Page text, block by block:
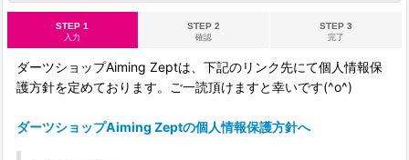
STEP 1
入力
STEP 2
確認
STEP 3
完了
ダーツショップAiming Zeptは、下記のリンク先にて個人情報保
護方針を定めております。ご一読頂けますと幸いです(^o^)
ダーツショップAiming Zeptの個人情報保護方針へ